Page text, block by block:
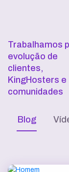
Trabalhamos
evolução de
clientes,
KingHosters e
comunidades
Blog